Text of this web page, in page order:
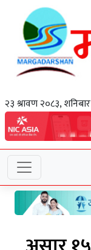
२३ श्रावण २०८३,